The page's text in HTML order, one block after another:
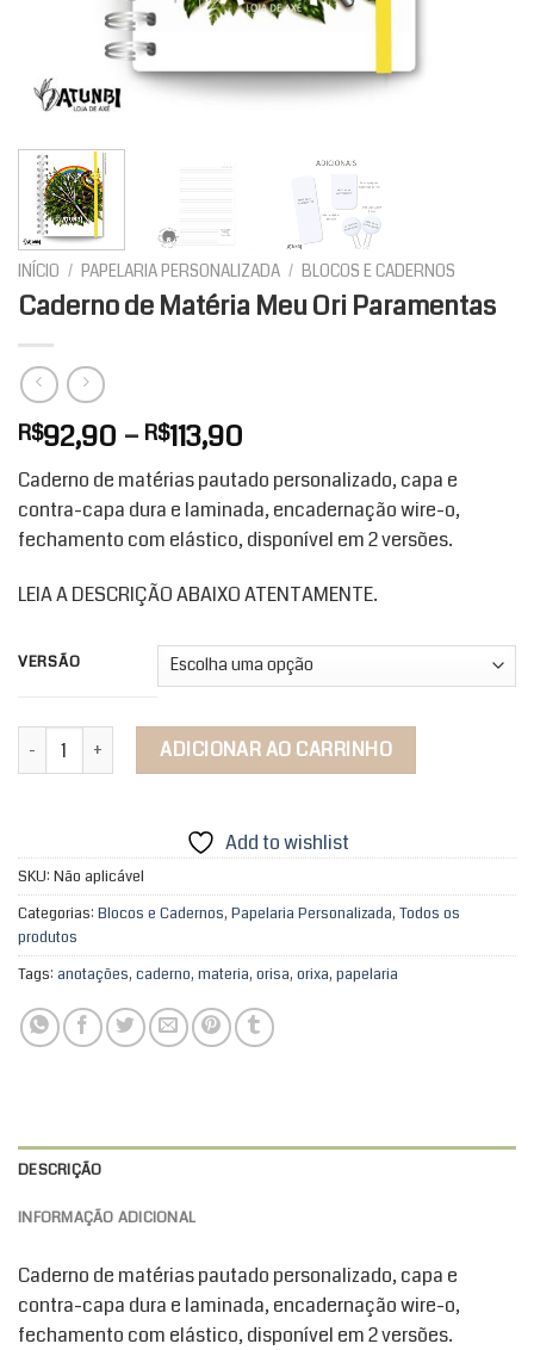
INÍCIO / PAPELARIA PERSONALIZADA / BLOCOS E CADERNOS
Caderno de Matéria Meu Ori Paramentas
R$92,90 – R$113,90
de
preço:
R$92,90
através
R$113,90
Caderno de matérias pautado personalizado, capa e
contra-capa dura e laminada, encadernação wire-o,
fechamento com elástico, disponível em 2 versões.
LEIA A DESCRIÇÃO ABAIXO ATENTAMENTE.
VERSÃO
Caderno de Matéria Meu Ori Paramentas quantidade
ADICIONAR AO CARRINHO
Add to wishlist
SKU: Não aplicável
Categorias: Blocos e Cadernos, Papelaria Personalizada, Todos os
produtos
Tags: anotações, caderno, materia, orisa, orixa, papelaria
DESCRIÇÃO
INFORMAÇÃO ADICIONAL
Caderno de matérias pautado personalizado, capa e
contra-capa dura e laminada, encadernação wire-o,
fechamento com elástico, disponível em 2 versões.